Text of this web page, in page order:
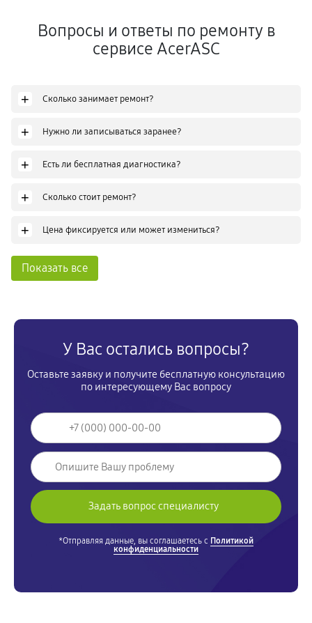
Вопросы и ответы по ремонту в
сервисе AcerASC
+ Сколько занимает ремонт?
+ Нужно ли записываться заранее?
+ Есть ли бесплатная диагностика?
+ Сколько стоит ремонт?
+ Цена фиксируется или может измениться?
Показать все
У Вас остались вопросы?
Оставьте заявку и получите бесплатную консультацию
по интересующему Вас вопросу
*Отправляя данные, вы соглашаетесь с Политикой
конфиденциальности